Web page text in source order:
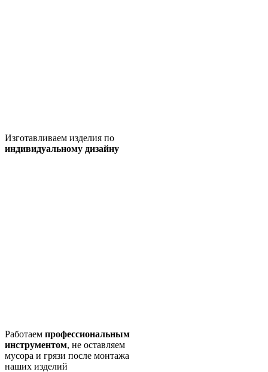
Изготавливаем изделия по
индивидуальному дизайну
Работаем профессиональным
инструментом, не оставляем
мусора и грязи после монтажа
наших изделий